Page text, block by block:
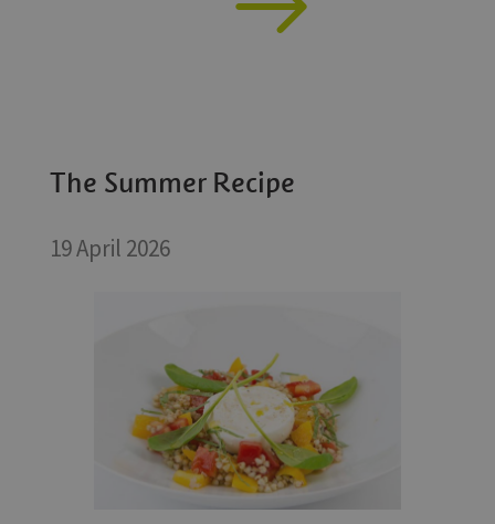
The Summer Recipe
19 April 2026